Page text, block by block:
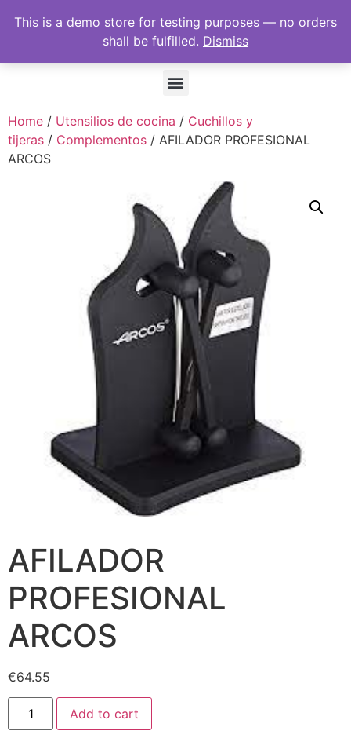
Home / Utensilios de cocina / Cuchillos y
tijeras / Complementos / AFILADOR PROFESIONAL
ARCOS
AFILADOR
PROFESIONAL
ARCOS
€64.55
Add to cart
This is a demo store for testing purposes — no orders
shall be fulfilled. Dismiss